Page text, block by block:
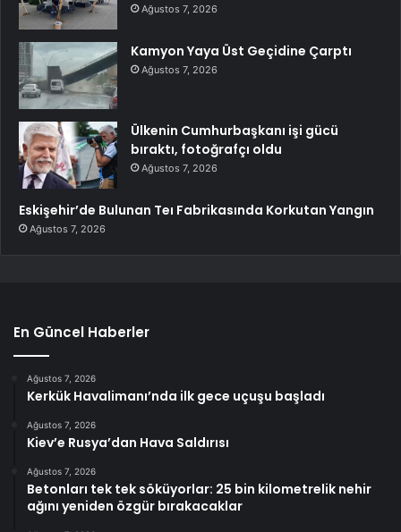
Ağustos 7, 2026
Kamyon Yaya Üst Geçidine Çarptı
Ağustos 7, 2026
Ülkenin Cumhurbaşkanı işi gücü
bıraktı, fotoğrafçı oldu
Ağustos 7, 2026
Eskişehir’de Bulunan Teı Fabrikasında Korkutan Yangın
Ağustos 7, 2026
En Güncel Haberler
Ağustos 7, 2026
Kerkük Havalimanı’nda ilk gece uçuşu başladı
Ağustos 7, 2026
Kiev’e Rusya’dan Hava Saldırısı
Ağustos 7, 2026
Betonları tek tek söküyorlar: 25 bin kilometrelik nehir
ağını yeniden özgür bırakacaklar